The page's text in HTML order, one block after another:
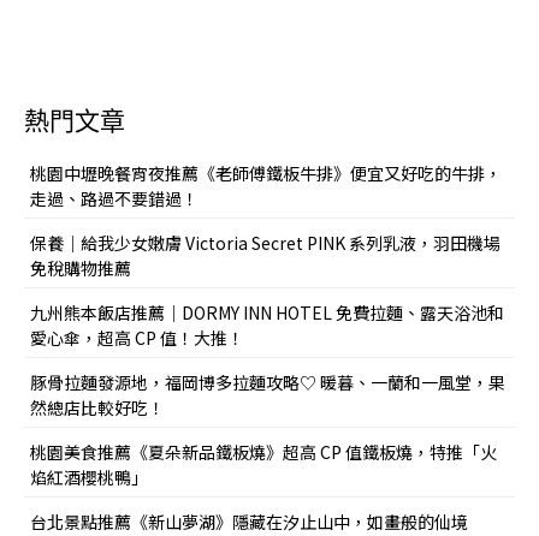
熱門文章
桃園中壢晚餐宵夜推薦《老師傅鐵板牛排》便宜又好吃的牛排，
走過、路過不要錯過！
保養｜給我少女嫩膚 Victoria Secret PINK 系列乳液，羽田機場
免稅購物推薦
九州熊本飯店推薦｜DORMY INN HOTEL 免費拉麵、露天浴池和
愛心傘，超高 CP 值！大推！
豚骨拉麵發源地，福岡博多拉麵攻略♡ 暖暮、一蘭和一風堂，果
然總店比較好吃！
桃園美食推薦《夏朵新品鐵板燒》超高 CP 值鐵板燒，特推「火
焰紅酒櫻桃鴨」
台北景點推薦《新山夢湖》隱藏在汐止山中，如畫般的仙境